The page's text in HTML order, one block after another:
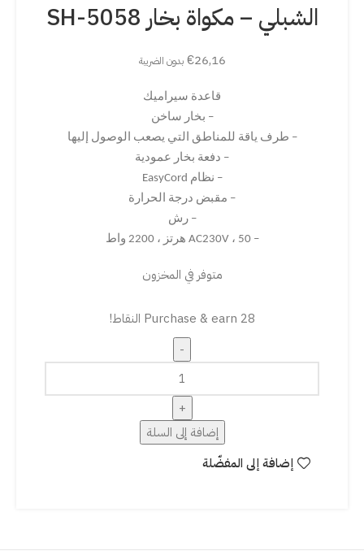
الشبلي – مكواة بخار SH-5058
€26,16 بدون الضريبة
قاعدة سيراميك
– بخار ساخن
– طرف ياقة للمناطق التي يصعب الوصول إليها
– دفعة بخار عمودية
– نظام EasyCord
– مقبض درجة الحرارة
– رش
– AC230V ، 50 هرتز ، 2200 واط
متوفر في المخزون
Purchase & earn 28 النقاط!
إضافة إلى السلة
إضافة إلى المفضّلة